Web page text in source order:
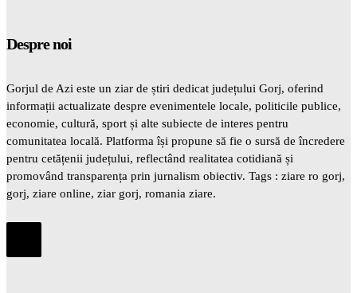
Despre noi
Gorjul de Azi este un ziar de știri dedicat județului Gorj, oferind
informații actualizate despre evenimentele locale, politicile publice,
economie, cultură, sport și alte subiecte de interes pentru
comunitatea locală. Platforma își propune să fie o sursă de încredere
pentru cetățenii județului, reflectând realitatea cotidiană și
promovând transparența prin jurnalism obiectiv. Tags : ziare ro gorj,
gorj, ziare online, ziar gorj, romania ziare.